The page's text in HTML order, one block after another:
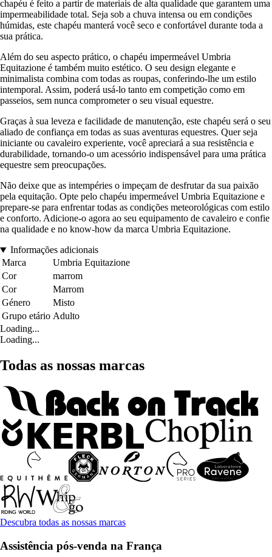
chapéu é feito a partir de materiais de alta qualidade que garantem uma
impermeabilidade total. Seja sob a chuva intensa ou em condições
húmidas, este chapéu manterá você seco e confortável durante toda a
sua prática.
Além do seu aspecto prático, o chapéu impermeável Umbria
Equitazione é também muito estético. O seu design elegante e
minimalista combina com todas as roupas, conferindo-lhe um estilo
intemporal. Assim, poderá usá-lo tanto em competição como em
passeios, sem nunca comprometer o seu visual equestre.
Graças à sua leveza e facilidade de manutenção, este chapéu será o seu
aliado de confiança em todas as suas aventuras equestres. Quer seja
iniciante ou cavaleiro experiente, você apreciará a sua resistência e
durabilidade, tornando-o um acessório indispensável para uma prática
equestre sem preocupações.
Não deixe que as intempéries o impeçam de desfrutar da sua paixão
pela equitação. Opte pelo chapéu impermeável Umbria Equitazione e
prepare-se para enfrentar todas as condições meteorológicas com estilo
e conforto. Adicione-o agora ao seu equipamento de cavaleiro e confie
na qualidade e no know-how da marca Umbria Equitazione.
Informações adicionais
Marca
Umbria Equitazione
Cor
marrom
Cor
Marrom
Género
Misto
Grupo etário Adulto
Loading...
Loading...
Todas as nossas marcas
Descubra todas as nossas marcas
Assistência pós-venda na França